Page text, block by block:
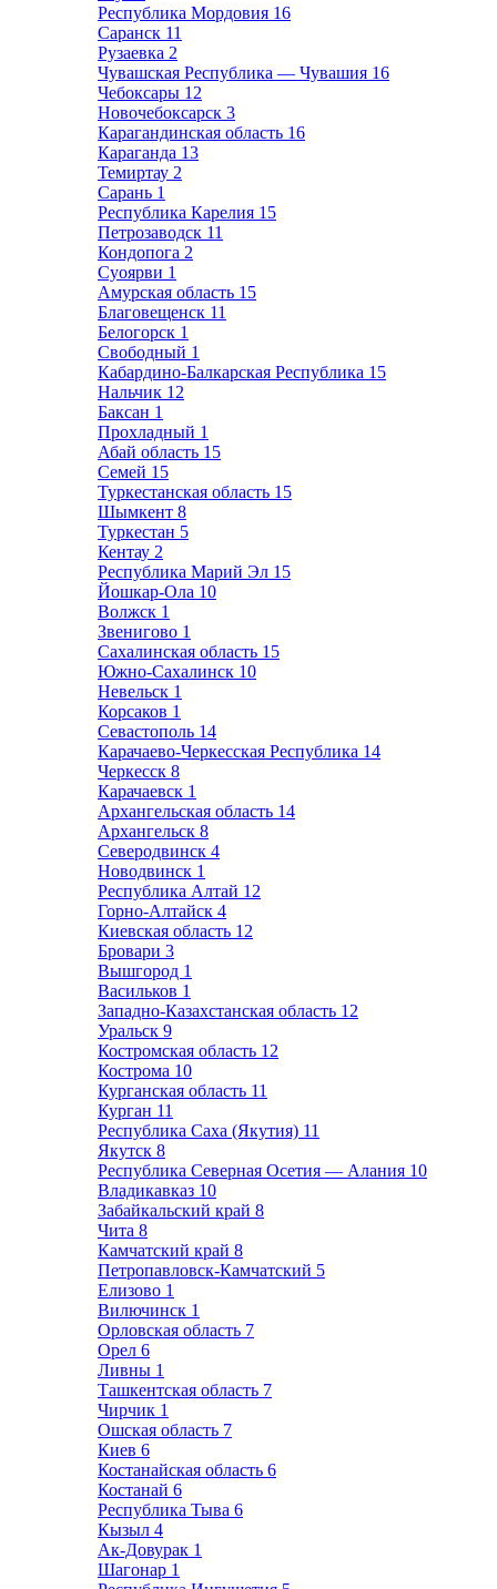
Республика Мордовия 16
Саранск 11
Рузаевка 2
Чувашская Республика — Чувашия 16
Чебоксары 12
Новочебоксарск 3
Карагандинская область 16
Караганда 13
Темиртау 2
Сарань 1
Республика Карелия 15
Петрозаводск 11
Кондопога 2
Суоярви 1
Амурская область 15
Благовещенск 11
Белогорск 1
Свободный 1
Кабардино-Балкарская Республика 15
Нальчик 12
Баксан 1
Прохладный 1
Абай область 15
Семей 15
Туркестанская область 15
Шымкент 8
Туркестан 5
Кентау 2
Республика Марий Эл 15
Йошкар-Ола 10
Волжск 1
Звенигово 1
Сахалинская область 15
Южно-Сахалинск 10
Невельск 1
Корсаков 1
Севастополь 14
Карачаево-Черкесская Республика 14
Черкесск 8
Карачаевск 1
Архангельская область 14
Архангельск 8
Северодвинск 4
Новодвинск 1
Республика Алтай 12
Горно-Алтайск 4
Киевская область 12
Бровари 3
Вышгород 1
Васильков 1
Западно-Казахстанская область 12
Уральск 9
Костромская область 12
Кострома 10
Курганская область 11
Курган 11
Республика Саха (Якутия) 11
Якутск 8
Республика Северная Осетия — Алания 10
Владикавказ 10
Забайкальский край 8
Чита 8
Камчатский край 8
Петропавловск-Камчатский 5
Елизово 1
Вилючинск 1
Орловская область 7
Орел 6
Ливны 1
Ташкентская область 7
Чирчик 1
Ошская область 7
Киев 6
Костанайская область 6
Костанай 6
Республика Тыва 6
Кызыл 4
Ак-Довурак 1
Шагонар 1